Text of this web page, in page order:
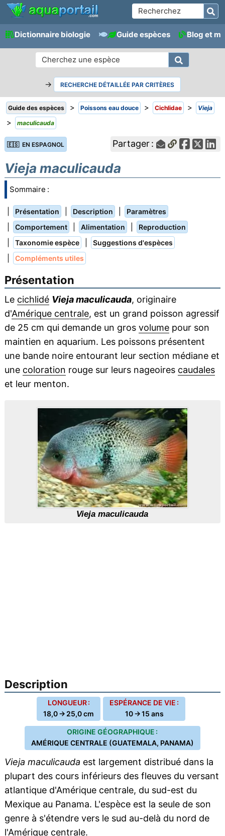
Dictionnaire biologie Guide espèces Blog et
→ RECHERCHE DÉTAILLÉE PAR CRITÈRES
Guide des espèces > Poissons eau douce > Cichlidae > Vieja
> maculicauda
🇪🇸 EN ESPAGNOL Partager :
Vieja maculicauda
Sommaire :
Présentation Description Paramètres
Comportement Alimentation Reproduction
Taxonomie espèce Suggestions d'espèces
Compléments utiles
Présentation
Le cichlidé Vieja maculicauda, originaire
d'Amérique centrale, est un grand poisson agressif
de 25 cm qui demande un gros volumepour son
maintien en aquarium. Les poissons présentent
une bande noire entourant leur section médiane et
une coloration rouge sur leurs nageoires caudales
et leur menton.
Vieja maculicauda
Description
LONGUEUR :
18,0 → 25,0 cm
ESPÉRANCE DE VIE :
10 → 15 ans
ORIGINE GÉOGRAPHIQUE :
AMÉRIQUE CENTRALE (GUATEMALA, PANAMA)
Vieja maculicauda est largement distribué dans la
plupart des cours inférieurs des fleuves du versant
atlantique d'Amérique centrale, du sud-est du
Mexique au Panama. L'espèce est la seule de son
genre à s'étendre vers le sud au-delà du nord de
l'Amérique centrale.